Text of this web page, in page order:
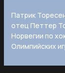
Патрик
отец Петтер
Норвегии по
Олимпийских